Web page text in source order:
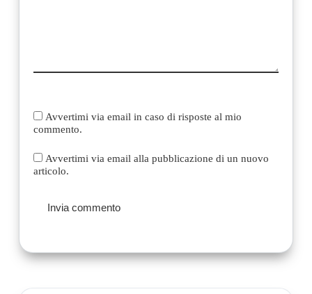
Avvertimi via email in caso di risposte al mio
commento.
Avvertimi via email alla pubblicazione di un nuovo
articolo.
Invia commento